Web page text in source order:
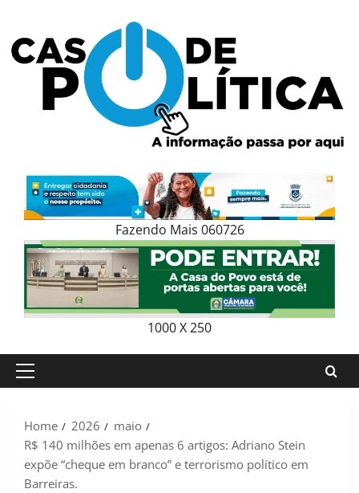
content
Fazendo Mais 060726
1000 X 250
Primary
Home
2026
maio
R$ 140 milhões em apenas 6 artigos: Adriano Stein
expõe “cheque em branco” e terrorismo político em
Barreiras.